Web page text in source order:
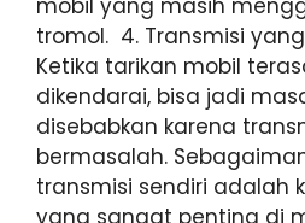
mobil yang masih
tromol. 4. Transmisi
Ketika tarikan mobil
dikendarai, bisa jadi
disebabkan karena
bermasalah.
transmisi sendiri adalah